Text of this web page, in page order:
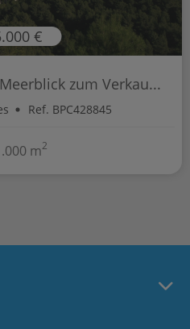
€
zum Verkau...
Ref. BPC428845
m2